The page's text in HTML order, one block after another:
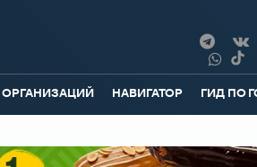
ОРГАНИЗАЦИЙ НАВИГАТОР ГИД ПО